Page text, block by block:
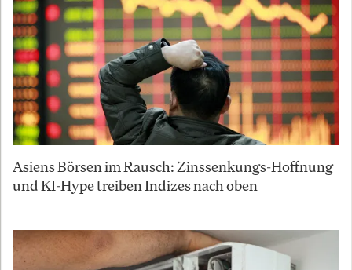
Asiens Börsen im Rausch: Zinssenkungs-Hoffnung
und KI-Hype treiben Indizes nach oben